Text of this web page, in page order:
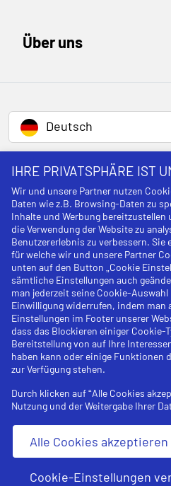
Über uns
Deutsch
Impressum
Widerrufsbelehrung
Datenschutzerklärung
AGB
Cookies
Newsletterverwaltung
© 2026 - The American
IHRE PRIVATSPHÄRE IST
Wir und unsere Partner nutzen
Daten wie z.B. Browsing-Daten zu
Inhalte und Werbung
die Verwendung der Website zu
Benutzererlebnis zu verbessern. Sie
für welche wir und unsere Partner
unten auf den Button „Cookie
sämtliche Einstellungen auch
man jederzeit seine Cookie-
Einwilligung widerrufen, indem man
Einstellungen im Footer unserer
dass das Blockieren einiger Cookie-
Bereitstellung von auf Ihre
haben kann oder einige Funktionen
zur Verfügung stehen.
Durch klicken auf “Alle Cookies
Nutzung und der Weitergabe Ihrer
Alle Cookies akzeptieren
Cookie-Einstellungen